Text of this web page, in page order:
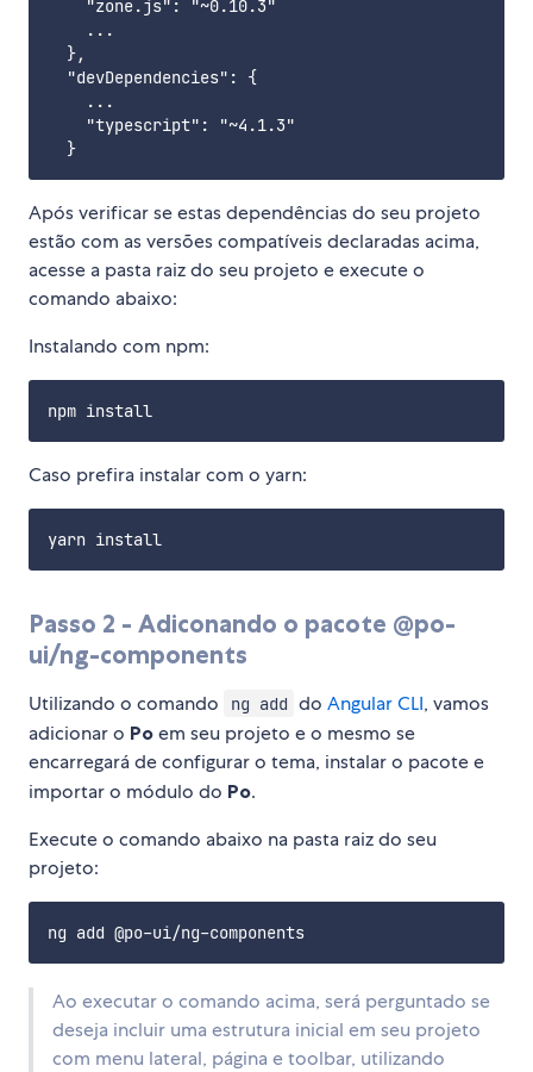
    "zone.js": "~0.10.3"
    ...
  },
  "devDependencies": {
    ...
    "typescript": "~4.1.3"
Após verificar se estas dependências do seu projeto
estão com as versões compatíveis declaradas acima,
acesse a pasta raiz do seu projeto e execute o
comando abaixo:
Instalando com npm:
Caso prefira instalar com o yarn:
Passo 2 - Adiconando o pacote @po-
ui/ng-components
Utilizando o comando ng add doAngular CLI, vamos
adicionar o Po em seu projeto e o mesmo se
encarregará de configurar o tema, instalar o pacote e
importar o módulo do Po.
Execute o comando abaixo na pasta raiz do seu
projeto:
Ao executar o comando acima, será perguntado se
deseja incluir uma estrutura inicial em seu projeto
com menu lateral, página e toolbar, utilizando